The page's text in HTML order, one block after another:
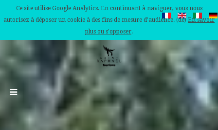
Ce site utilise Google Analytics. En continuant à naviguer, vous nous
autorisez à déposer un cookie à des fins de mesure d'audience. (de) En savoir
plus ou s'opposer.